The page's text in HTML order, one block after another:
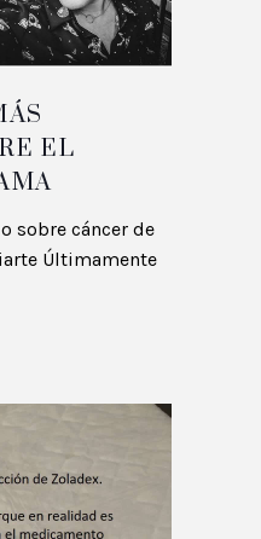
EL
sobre cáncer de
Últimamente